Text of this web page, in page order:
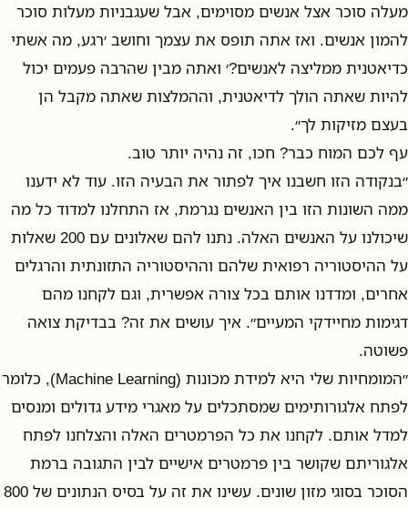
מעלה סוכר אצל אנשים מסוימים, אבל שעגבניות מעלות סוכר
להמון אנשים. ואז אתה תופס את עצמך וחושב ׳רגע, מה אשתי
כדיאטנית ממליצה לאנשים?׳ ואתה מבין שהרבה פעמים יכול
להיות שאתה הולך לדיאטנית, וההמלצות שאתה מקבל הן
בעצם מזיקות לך״.
עף לכם המוח כבר? חכו, זה נהיה יותר טוב.
״בנקודה הזו חשבנו איך לפתור את הבעיה הזו. עוד לא ידענו
ממה השונות הזו בין האנשים נגרמת, אז התחלנו למדוד כל מה
שיכולנו על האנשים האלה. נתנו להם שאלונים עם 200 שאלות
על ההיסטוריה רפואית שלהם וההיסטוריה התזונתית והרגלים
אחרים, ומדדנו אותם בכל צורה אפשרית, וגם לקחנו מהם
דגימות מחיידקי המעיים״. איך עושים את זה? בבדיקת צואה
פשוטה.
״המומחיות שלי היא למידת מכונות (Machine Learning), כלומר
לפתח אלגורותימים שמסתכלים על מאגרי מידע גדולים ומנסים
למדל אותם. לקחנו את כל הפרמטרים האלה והצלחנו לפתח
אלגוריתם שקושר בין פרמטרים אישיים לבין התגובה ברמת
הסוכר בסוגי מזון שונים. עשינו את זה על בסיס הנתונים של 800